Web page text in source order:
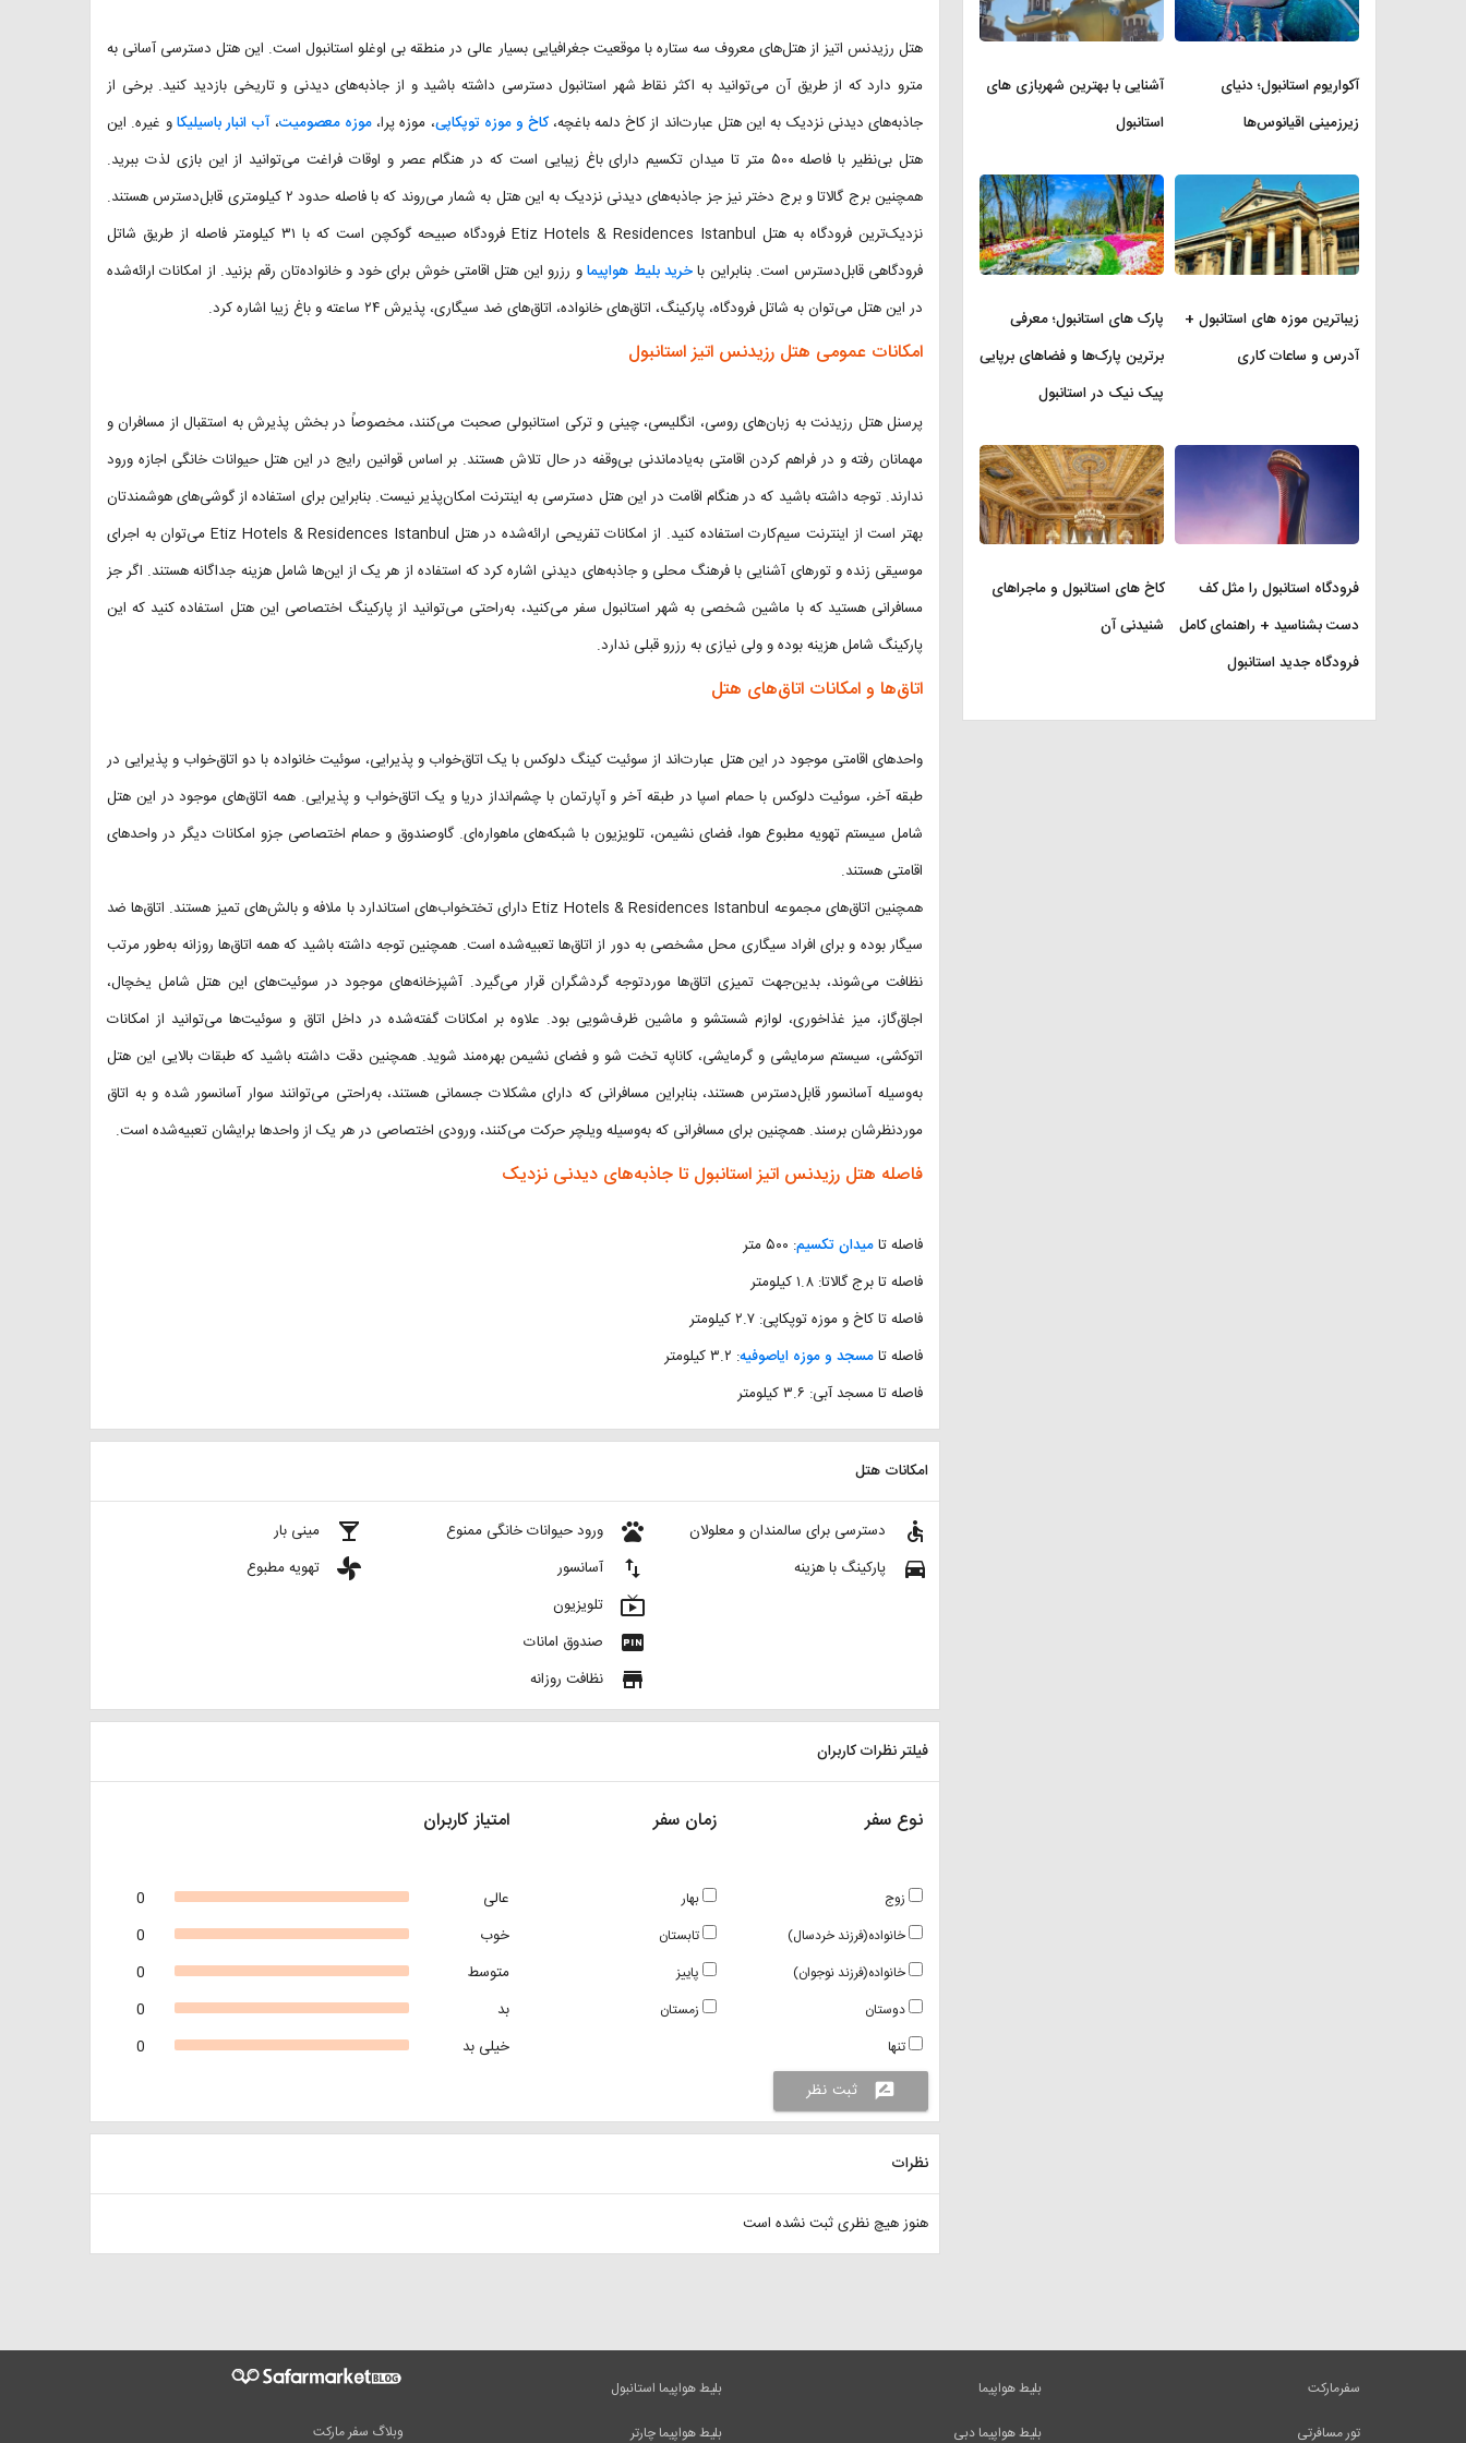
هتل رزیدنس اتیز از هتل‌های معروف سه ستاره با موقعیت جغرافیایی بسیار عالی در منطقه بی اوغلو استانبول است. این هتل دسترسی آسانی به
مترو دارد که از طریق آن می‌توانید به اکثر نقاط شهر استانبول دسترسی داشته باشید و از جاذبه‌های دیدنی و تاریخی بازدید کنید. برخی از
جاذبه‌های دیدنی نزدیک به این هتل عبارت‌اند از کاخ دلمه باغچه،کاخ و موزه توپکاپی، موزه پرا،موزه معصومیت، آب انبار باسیلیکاو غیره. این
هتل بی‌نظیر با فاصله ۵۰۰ متر تا میدان تکسیم دارای باغ زیبایی است که در هنگام عصر و اوقات فراغت می‌توانید از این بازی لذت ببرید.
همچنین برج گالاتا و برج دختر نیز جز جاذبه‌های دیدنی نزدیک به این هتل به شمار می‌روند که با فاصله حدود ۲ کیلومتری قابل‌دسترس هستند.
نزدیک‌ترین فرودگاه به هتل Etiz Hotels & Residences Istanbul فرودگاه صبیحه گوکچن است که با ۳۱ کیلومتر فاصله از طریق شاتل
فرودگاهی قابل‌دسترس است. بنابراین باخرید بلیط هواپیماو رزرو این هتل اقامتی خوش برای خود و خانواده‌تان رقم بزنید. از امکانات ارائه‌شده
در این هتل می‌توان به شاتل فرودگاه، پارکینگ، اتاق‌های خانواده، اتاق‌های ضد سیگاری، پذیرش ۲۴ ساعته و باغ زیبا اشاره کرد.
امکانات عمومی هتل رزیدنس اتیز استانبول
پرسنل هتل رزیدنت به زبان‌های روسی، انگلیسی، چینی و ترکی استانبولی صحبت می‌کنند، مخصوصاً در بخش پذیرش به استقبال از مسافران و
مهمانان رفته و در فراهم کردن اقامتی به‌یادماندنی بی‌وقفه در حال تلاش هستند. بر اساس قوانین رایج در این هتل حیوانات خانگی اجازه ورود
ندارند. توجه داشته باشید که در هنگام اقامت در این هتل دسترسی به اینترنت امکان‌پذیر نیست. بنابراین برای استفاده از گوشی‌های هوشمندتان
بهتر است از اینترنت سیم‌کارت استفاده کنید. از امکانات تفریحی ارائه‌شده در هتل Etiz Hotels & Residences Istanbul می‌توان به اجرای
موسیقی زنده و تورهای آشنایی با فرهنگ محلی و جاذبه‌های دیدنی اشاره کرد که استفاده از هر یک از این‌ها شامل هزینه جداگانه هستند. اگر جز
مسافرانی هستید که با ماشین شخصی به شهر استانبول سفر می‌کنید، به‌راحتی می‌توانید از پارکینگ اختصاصی این هتل استفاده کنید که این
پارکینگ شامل هزینه بوده و ولی نیازی به رزرو قبلی ندارد.
اتاق‌ها و امکانات اتاق‌های هتل
واحدهای اقامتی موجود در این هتل عبارت‌اند از سوئیت کینگ دلوکس با یک اتاق‌خواب و پذیرایی، سوئیت خانواده با دو اتاق‌خواب و پذیرایی در
طبقه آخر، سوئیت دلوکس با حمام اسپا در طبقه آخر و آپارتمان با چشم‌انداز دریا و یک اتاق‌خواب و پذیرایی. همه اتاق‌های موجود در این هتل
شامل سیستم تهویه مطبوع هوا، فضای نشیمن، تلویزیون با شبکه‌های ماهواره‌ای. گاوصندوق و حمام اختصاصی جزو امکانات دیگر در واحدهای
اقامتی هستند.
همچنین اتاق‌های مجموعه Etiz Hotels & Residences Istanbul دارای تختخواب‌های استاندارد با ملافه و بالش‌های تمیز هستند. اتاق‌ها ضد
سیگار بوده و برای افراد سیگاری محل مشخصی به دور از اتاق‌ها تعبیه‌شده است. همچنین توجه داشته باشید که همه اتاق‌ها روزانه به‌طور مرتب
نظافت می‌شوند، بدین‌جهت تمیزی اتاق‌ها موردتوجه گردشگران قرار می‌گیرد. آشپزخانه‌های موجود در سوئیت‌های این هتل شامل یخچال،
اجاق‌گاز، میز غذاخوری، لوازم شستشو و ماشین ظرف‌شویی بود. علاوه بر امکانات گفته‌شده در داخل اتاق و سوئیت‌ها می‌توانید از امکانات
اتوکشی، سیستم سرمایشی و گرمایشی، کاناپه تخت شو و فضای نشیمن بهره‌مند شوید. همچنین دقت داشته باشید که طبقات بالایی این هتل
به‌وسیله آسانسور قابل‌دسترس هستند، بنابراین مسافرانی که دارای مشکلات جسمانی هستند، به‌راحتی می‌توانند سوار آسانسور شده و به اتاق
موردنظرشان برسند. همچنین برای مسافرانی که به‌وسیله ویلچر حرکت می‌کنند، ورودی اختصاصی در هر یک از واحدها برایشان تعبیه‌شده است.
فاصله هتل رزیدنس اتیز استانبول تا جاذبه‌های دیدنی نزدیک
فاصله تامیدان تکسیم: ۵۰۰ متر
فاصله تا برج گالاتا: ۱.۸ کیلومتر
فاصله تا کاخ و موزه توپکاپی: ۲.۷ کیلومتر
فاصله تامسجد و موزه ایاصوفیه: ۳.۲ کیلومتر
فاصله تا مسجد آبی: ۳.۶ کیلومتر
امکانات هتل
local_bar مینی بار
toys تهویه مطبوع
pets ورود حیوانات خانگی ممنوع
import_export آسانسور
live_tv تلویزیون
fiber_pin صندوق امانات
store نظافت روزانه
accessible دسترسی برای سالمندان و معلولان
directions_car پارکینگ با هزینه
فیلتر نظرات کاربران
امتیاز کاربران
0
عالی
0
خوب
0
متوسط
0
بد
0
خیلی بد
زمان سفر
بهار
تابستان
پاییز
زمستان
نوع سفر
زوج
خانواده(فرزند خردسال)
خانواده(فرزند نوجوان)
دوستان
تنها
rate_review
ثبت نظر
نظرات
هنوز هیچ نظری ثبت نشده است
آکواریوم استانبول؛ دنیای
زیرزمینی اقیانوس‌ها
آشنایی با بهترین شهربازی های
استانبول
زیباترین موزه‌ های استانبول +
آدرس و ساعات کاری
پارک های استانبول؛ معرفی
برترین پارک‌ها و فضاهای برپایی
پیک نیک در استانبول
فرودگاه استانبول را مثل کف
دست بشناسید + راهنمای کامل
فرودگاه جدید استانبول
کاخ های استانبول و ماجراهای
شنیدنی آن
وبلاگ سفر مارکت
بلیط هواپیما استانبول
بلیط هواپیما چارتر
بلیط هواپیما
بلیط هواپیما دبی
سفرمارکت
تور مسافرتی